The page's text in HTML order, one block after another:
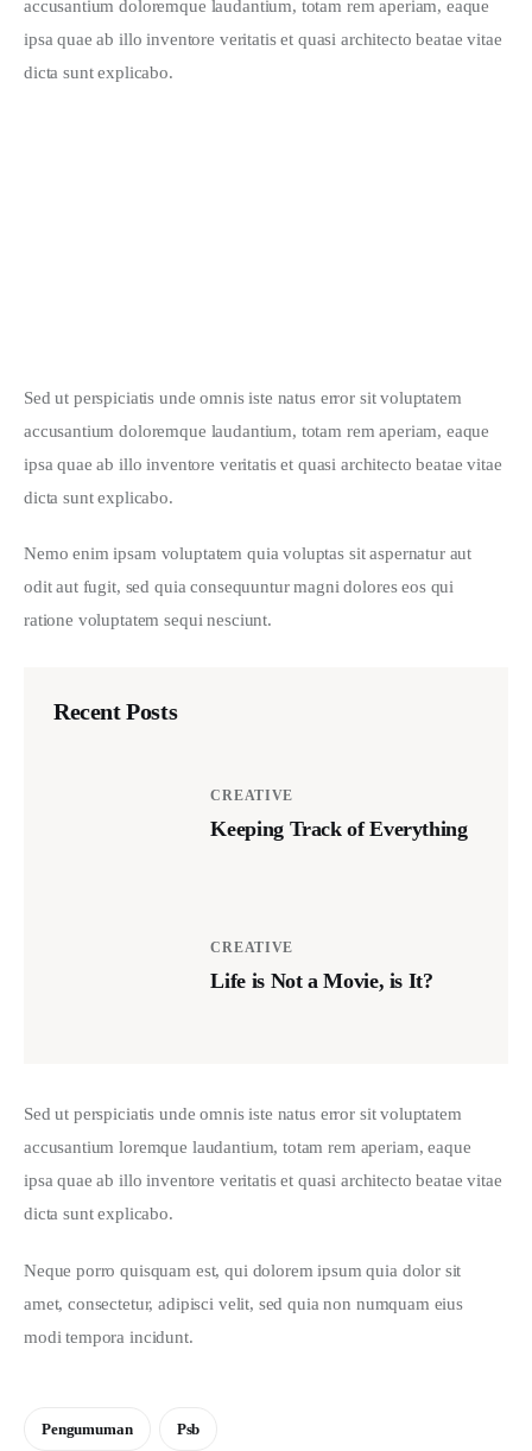
accusantium doloremque laudantium, totam rem aperiam, eaque
ipsa quae ab illo inventore veritatis et quasi architecto beatae vitae
dicta sunt explicabo.
Sed ut perspiciatis unde omnis iste natus error sit voluptatem
accusantium doloremque laudantium, totam rem aperiam, eaque
ipsa quae ab illo inventore veritatis et quasi architecto beatae vitae
dicta sunt explicabo.
Nemo enim ipsam voluptatem quia voluptas sit aspernatur aut
odit aut fugit, sed quia consequuntur magni dolores eos qui
ratione voluptatem sequi nesciunt.
Recent Posts
CREATIVE
Keeping Track of Everything
CREATIVE
Life is Not a Movie, is It?
Sed ut perspiciatis unde omnis iste natus error sit voluptatem
accusantium loremque laudantium, totam rem aperiam, eaque
ipsa quae ab illo inventore veritatis et quasi architecto beatae vitae
dicta sunt explicabo.
Neque porro quisquam est, qui dolorem ipsum quia dolor sit
amet, consectetur, adipisci velit, sed quia non numquam eius
modi tempora incidunt.
Pengumuman Psb